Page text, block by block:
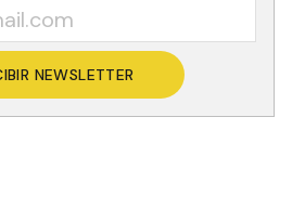
NEWSLETTER